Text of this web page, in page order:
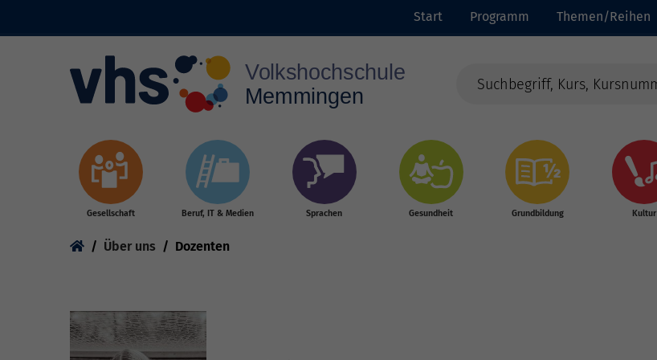
Start Programm Themen/Reihen
Gesellschaft Beruf, IT & Medien Sprachen Gesundheit Grundbildung Kultur
You are here:
Über uns Dozenten